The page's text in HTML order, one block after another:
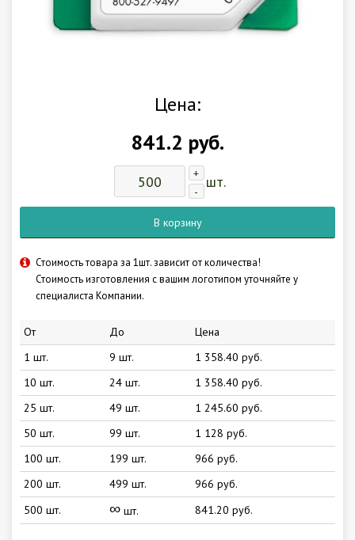
Цена:
841.2 руб.
+
-
шт.
В корзину
Стоимость товара за 1шт. зависит от количества!
Стоимость изготовления с вашим логотипом уточняйте у
специалиста Компании.
От До
Цена
1 шт.
9 шт.
1 358.40 руб.
10 шт.
24 шт.
1 358.40 руб.
25 шт.
49 шт.
1 245.60 руб.
50 шт.
99 шт.
1 128 руб.
100 шт.
199 шт.
966 руб.
200 шт.
499 шт.
966 руб.
500 шт.
∞ шт. 841.20 руб.